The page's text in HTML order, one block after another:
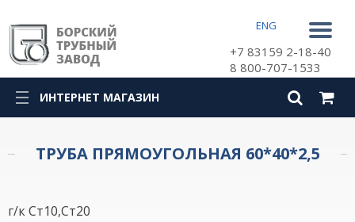
ENG
+7 83159 2-18-40
8 800-707-1533
ИНТЕРНЕТ МАГАЗИН
ТРУБА ПРЯМОУГОЛЬНАЯ 60*40*2,5
г/к Ст10,Ст20